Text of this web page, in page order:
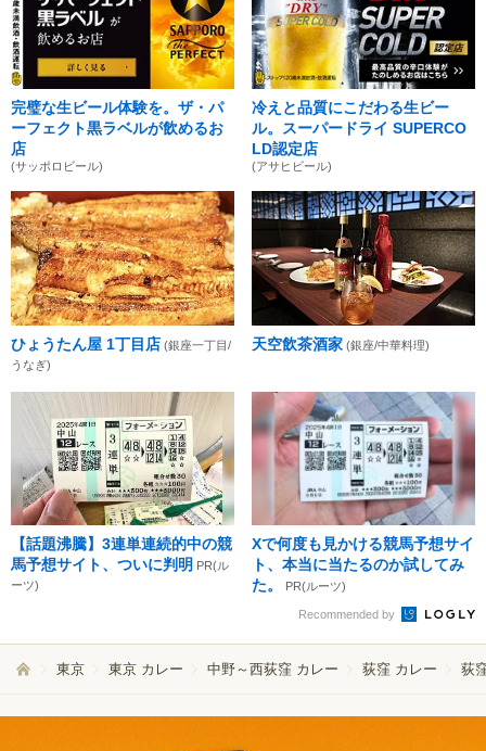
完璧な生ビール体験を。ザ・パ
ーフェクト黒ラベルが飲めるお
店
(サッポロビール)
冷えと品質にこだわる生ビー
ル。スーパードライ SUPERCO
LD認定店
(アサヒビール)
ひょうたん屋 1丁目店 (銀座一丁目/
うなぎ)
天空飲茶酒家 (銀座/中華料理)
【話題沸騰】3連単連続的中の競
馬予想サイト、ついに判明 PR(ル
ーツ)
Xで何度も見かける競馬予想サイ
ト、本当に当たるのか試してみ
た。
PR(ルーツ)
Recommended by
東京 東京 カレー 中野～西荻窪 カレー 荻窪 カレー 荻